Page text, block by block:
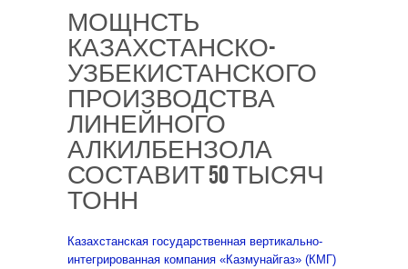
МОЩНСТЬ
КАЗАХСТАНСКО-
УЗБЕКИСТАНСКОГО
ПРОИЗВОДСТВА
ЛИНЕЙНОГО
АЛКИЛБЕНЗОЛА
СОСТАВИТ 50 ТЫСЯЧ
ТОНН
Казахстанская государственная вертикально-
интегрированная компания «Казмунайгаз» (КМГ)